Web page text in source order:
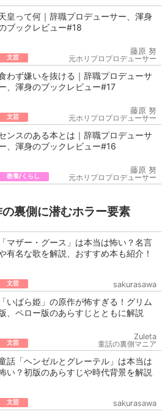
皇って何｜辞職プロデューサー、渾身
ブックレビュー#18
文芸
藤原 努
元ホリプロプロデューサー
わず嫌いを抜ける｜辞職プロデューサ
、渾身のブックレビュー#17
文芸
藤原 努
元ホリプロプロデューサー
ンスのある本とは｜辞職プロデューサ
、渾身のブックレビュー#16
教養/くらし
藤原 努
元ホリプロプロデューサー
裏側に潜むホラー要素
「マザー・グース」は本当は怖い？名言
有名な歌を解説、おすすめ本も紹介！
文芸 sakurasawa
「いばら姫」の原作が怖すぎる！グリム
、ペロー版のあらすじとともに解説
文芸
Zuleta
童話の裏側マニア
話「ヘンゼルとグレーテル」は本当は
い？初版のあらすじや時代背景を解説
文芸 sakurasawa